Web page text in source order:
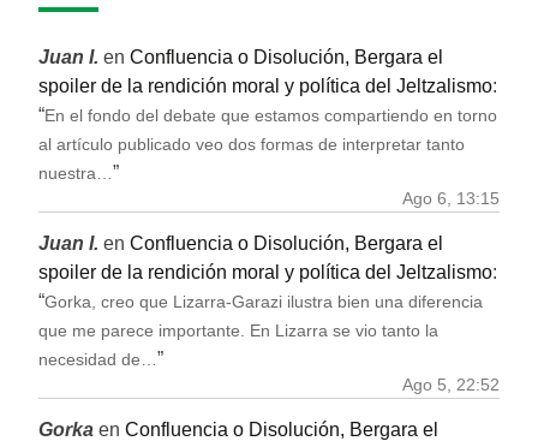
Juan I. en Confluencia o Disolución, Bergara el
spoiler de la rendición moral y política del Jeltzalismo:
“En el fondo del debate que estamos compartiendo en torno
al artículo publicado veo dos formas de interpretar tanto
nuestra…”
Ago 6, 13:15
Juan I. en Confluencia o Disolución, Bergara el
spoiler de la rendición moral y política del Jeltzalismo:
“Gorka, creo que Lizarra-Garazi ilustra bien una diferencia
que me parece importante. En Lizarra se vio tanto la
necesidad de…”
Ago 5, 22:52
Gorka en Confluencia o Disolución, Bergara el